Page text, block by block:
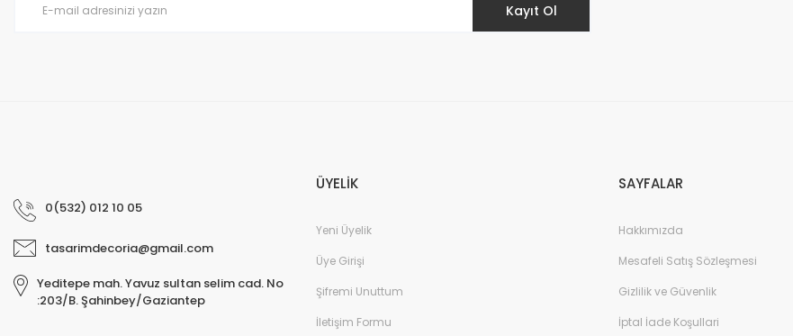
Prime ArtDECO Duvar Kağıdı Tutkalı 500 gr Kayıt Ol
0(532) 012 10 05
tasarimdecoria@gmail.com
Yeditepe mah. Yavuz sultan selim cad. No
:203/B. Şahinbey/Gaziantep
ÜYELİK
Yeni Üyelik
Üye Girişi
Şifremi Unuttum
İletişim Formu
SAYFALAR
Hakkımızda
Mesafeli Satış Sözleşmesi
Gizlilik ve Güvenlik
İptal İade Koşullari